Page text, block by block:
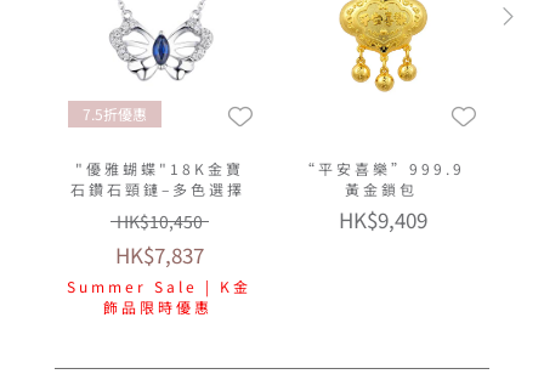
7.5折優惠
"優雅蝴蝶"18K金寶
石鑽石頸鏈–多色選擇
HK$10,450
HK$7,837
Summer Sale | K金
飾品限時優惠
“平安喜樂”999.9
黃金鎖包
HK$9,409